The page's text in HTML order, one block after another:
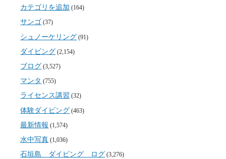
カテゴリを追加 (164)
サンゴ (37)
シュノーケリング (91)
ダイビング (2,154)
ブログ (3,527)
マンタ (755)
ライセンス講習 (32)
体験ダイビング (463)
最新情報 (1,574)
水中写真 (1,036)
石垣島 ダイビング ログ (3,276)